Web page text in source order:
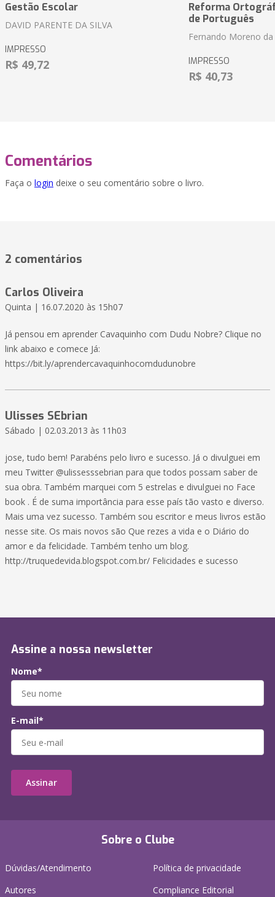
Gestão Escolar
DAVID PARENTE DA SILVA
IMPRESSO
R$ 49,72
Reforma
de Português
Fernando Moreno da
IMPRESSO
R$ 40,73
Comentários
Faça o login deixe o seu comentário sobre o livro.
2 comentários
Carlos Oliveira
Quinta | 16.07.2020 às 15h07
Já pensou em aprender Cavaquinho com Dudu Nobre? Clique no
link abaixo e comece Já:
https://bit.ly/aprendercavaquinhocomdudunobre
Ulisses SEbrian
Sábado | 02.03.2013 às 11h03
jose, tudo bem! Parabéns pelo livro e sucesso. Já o divulguei em
meu Twitter @ulissesssebrian para que todos possam saber de
sua obra. Também marquei com 5 estrelas e divulguei no Face
book . É de suma importância para esse país tão vasto e diverso.
Mais uma vez sucesso. Também sou escritor e meus livros estão
nesse site. Os mais novos são Que rezes a vida e o Diário do
amor e da felicidade. Também tenho um blog.
http://truquedevida.blogspot.com.br/ Felicidades e sucesso
Sobre o Clube
Dúvidas/Atendimento
Autores
Política de privacidade
Compliance Editorial
Assine a nossa newsletter
Nome*
E-mail*
Assinar